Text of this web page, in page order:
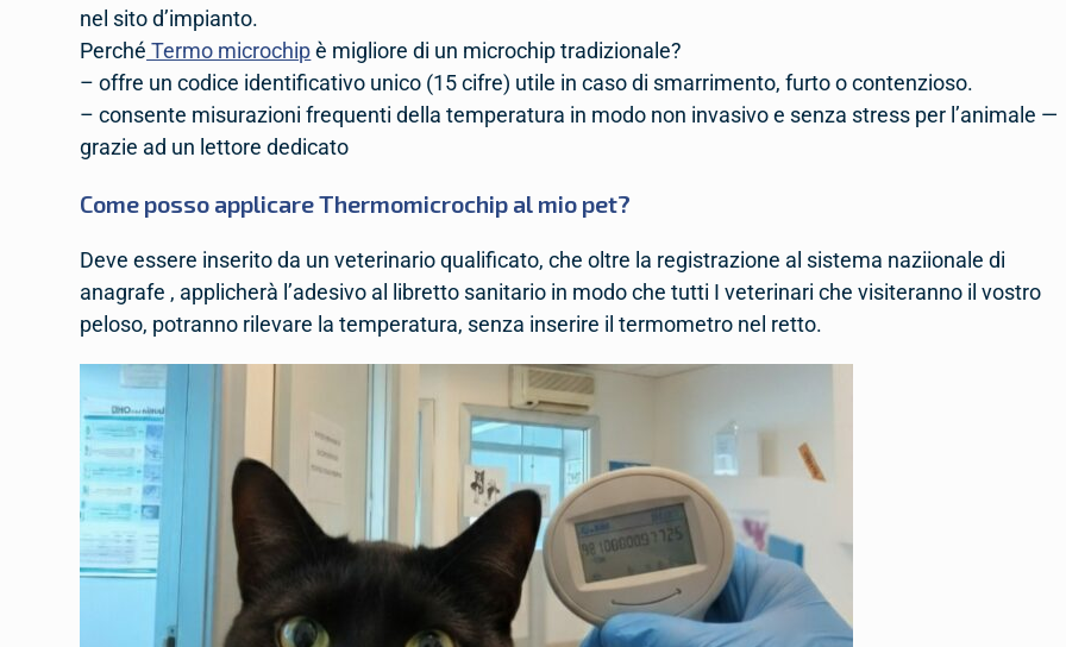
nel sito d’impianto.
Perché Termo microchipè migliore di un microchip tradizionale?
– offre un codice identificativo unico (15 cifre) utile in caso di smarrimento, furto o contenzioso.
– consente misurazioni frequenti della temperatura in modo non invasivo e senza stress per l’animale —
grazie ad un lettore dedicato
Come posso applicare Thermomicrochip al mio pet?
Deve essere inserito da un veterinario qualificato, che oltre la registrazione al sistema naziionale di
anagrafe , applicherà l’adesivo al libretto sanitario in modo che tutti I veterinari che visiteranno il vostro
peloso, potranno rilevare la temperatura, senza inserire il termometro nel retto.